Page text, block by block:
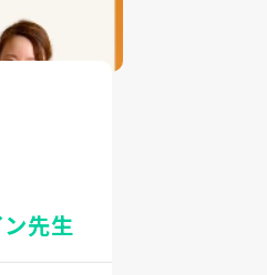
先生